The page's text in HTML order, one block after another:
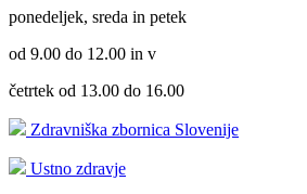
ponedeljek, sreda in petek
od 9.00 do 12.00 in v
četrtek od 13.00 do 16.00
Zdravniška zbornica Slovenije
Ustno zdravje